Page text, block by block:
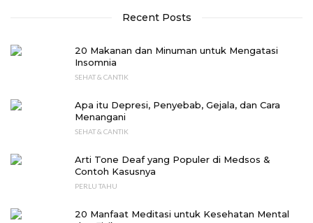
Recent Posts
20 Makanan dan Minuman untuk Mengatasi
Insomnia
SEHAT & CANTIK
Apa itu Depresi, Penyebab, Gejala, dan Cara
Menangani
SEHAT & CANTIK
Arti Tone Deaf yang Populer di Medsos &
Contoh Kasusnya
PERLU TAHU
20 Manfaat Meditasi untuk Kesehatan Mental